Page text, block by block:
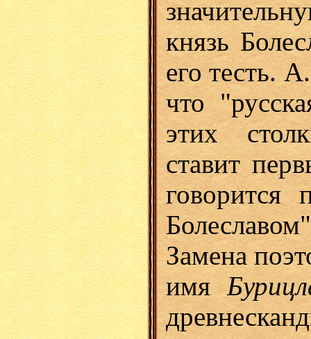
князь
его тесть.
что
этих
ставит
говорится
Замена
имя